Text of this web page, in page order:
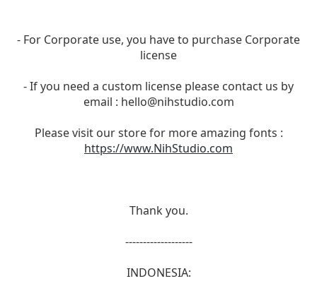
- For Corporate use, you have to purchase Corporate
license
- If you need a custom license please contact us by
email : hello@nihstudio.com
Please visit our store for more amazing fonts :
https://www.NihStudio.com
Thank you.
-------------------
INDONESIA: